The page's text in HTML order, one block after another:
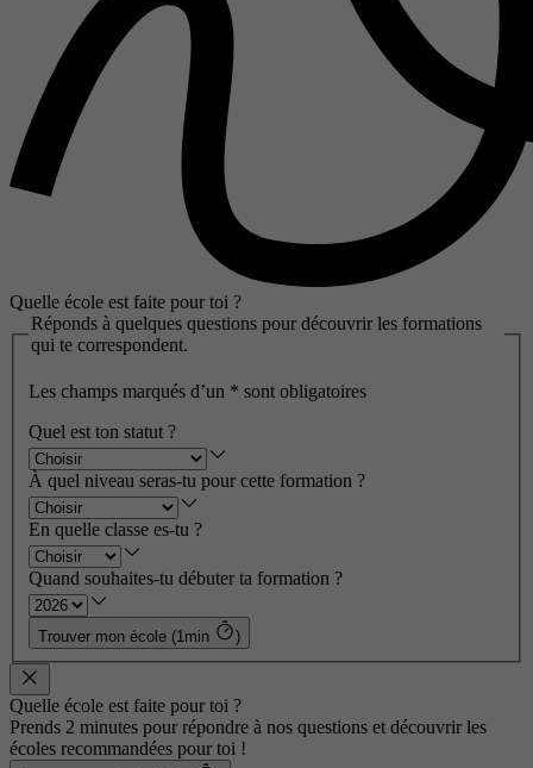
Quelle école est faite pour toi ?
Réponds à quelques questions pour découvrir les formations
qui te correspondent.
Les champs marqués d’un * sont obligatoires
Quel est ton statut ?
À quel niveau seras-tu pour cette formation ?
En quelle classe es-tu ?
Quand souhaites-tu débuter ta formation ?
Trouver mon école (1min )
Quelle école est faite pour toi ?
Prends 2 minutes pour répondre à nos questions et découvrir les
écoles recommandées pour toi !